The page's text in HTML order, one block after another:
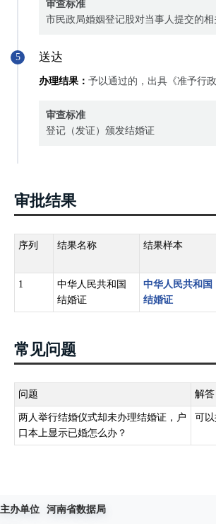
审查标准
市民政局婚姻登记股对当事人提交的
5 送达
办理结果： 予以通过的，出具《准予行
审查标准
登记（发证）颁发结婚证
审批结果
序列 结果名称 结果样本
1
中华人民共和国
结婚证
中华人民共和国
结婚证
常见问题
问题 解答
两人举行结婚仪式却未办理结婚证，户
口本上显示已婚怎么办？
可以
主办单位
河南省数据局